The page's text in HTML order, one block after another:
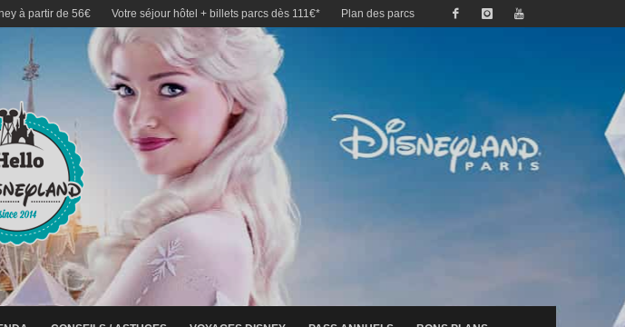
à partir de 56€ Votre séjour hôtel + billets parcs dès 111€* Plan des parcs